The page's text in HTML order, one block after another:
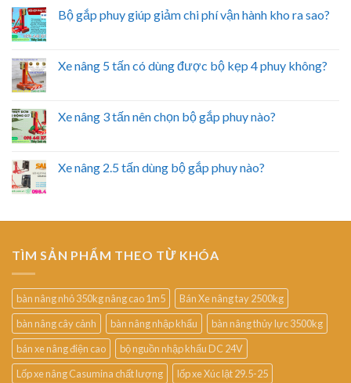
Bộ gắp phuy giúp giảm chi phí vận hành kho ra sao?
Xe nâng 5 tấn có dùng được bộ kẹp 4 phuy không?
Xe nâng 3 tấn nên chọn bộ gắp phuy nào?
Xe nâng 2.5 tấn dùng bộ gắp phuy nào?
TÌM SẢN PHẨM THEO TỪ KHÓA
bàn nâng nhỏ 350kg nâng cao 1m5
Bán Xe nâng tay 2500kg
bàn nâng cây cảnh
bàn nâng nhập khẩu
bàn nâng thủy lực 3500kg
bán xe nâng điện cao
bộ nguồn nhập khẩu DC 24V
Lốp xe nâng Casumina chất lượng
lốp xe Xúc lật 29.5-25